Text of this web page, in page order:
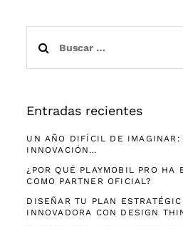
Entradas recientes
UN AÑO DIFÍCIL DE IMAGINAR:
INNOVACIÓN…
¿POR QUÉ PLAYMOBIL PRO HA
COMO PARTNER OFICIAL?
DISEÑAR TU PLAN
INNOVADORA CON DESIGN